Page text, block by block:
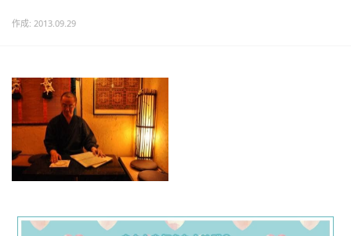
作成: 2013.09.29